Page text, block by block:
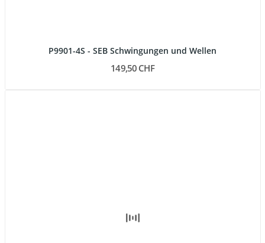
P9901-4S - SEB Schwingungen und Wellen
149,50 CHF